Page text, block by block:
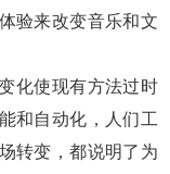
验来改变音乐和文
化使现有方法过时
和自动化，人们工
转变，都说明了为